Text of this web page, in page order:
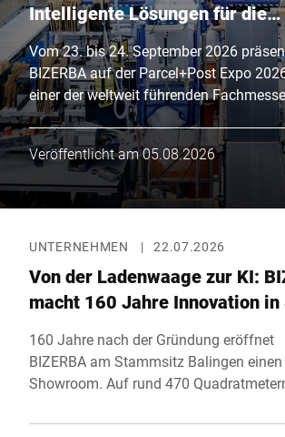
Intelligente Lösungen für die
Versandlogistik von morgen
Vom 23. bis 24. September 2026
BIZERBA auf der Parcel+Post Expo
einer der weltweit führenden
Post- und E-Commerce-Logistik.
seinem Partner Bluhm Weber zeigt das
an Stand F40 in der Haupthalle
für effiziente Versandprozesse. Parallel
findet mit der eCommerce Expo zudem
Veröffentlicht am 05.08.2026
UNTERNEHMEN | 22.07.2026
Von der Ladenwaage zur KI:
macht 160 Jahre Innovation in
160 Jahre nach der Gründung eröffnet
BIZERBA am Stammsitz Balingen einen
Showroom. Auf rund 470
Objekterkennung, Self-Checkout sowie